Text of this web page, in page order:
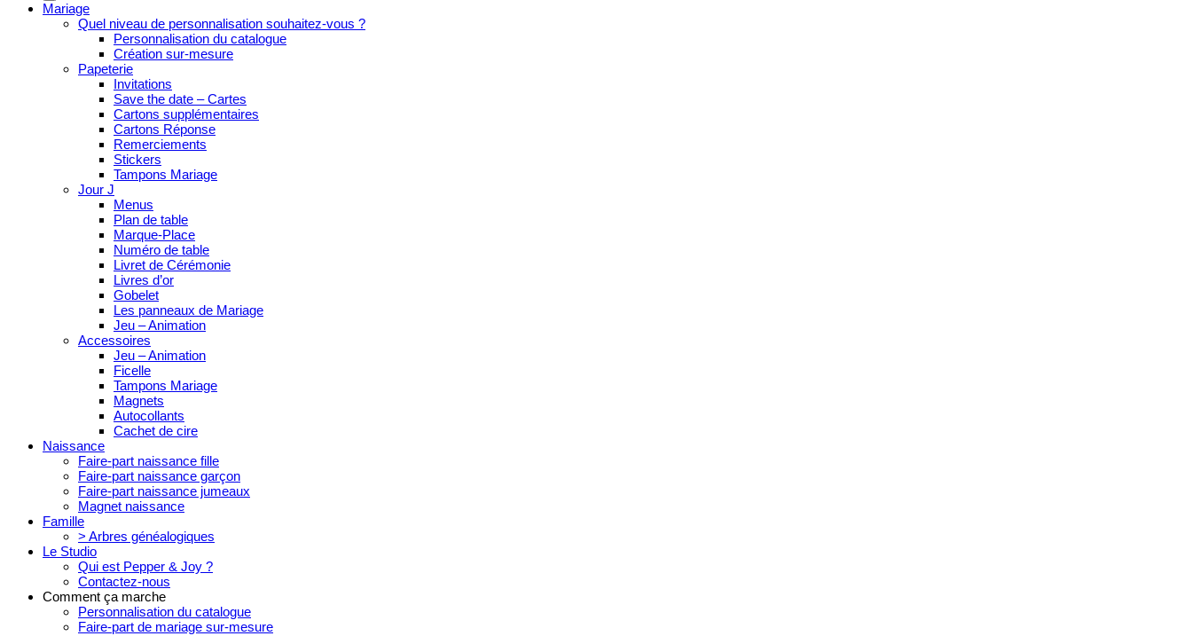
Mariage
Quel niveau de personnalisation souhaitez-vous ?
Personnalisation du catalogue
Création sur-mesure
Papeterie
Invitations
Save the date – Cartes
Cartons supplémentaires
Cartons Réponse
Remerciements
Stickers
Tampons Mariage
Jour J
Menus
Plan de table
Marque-Place
Numéro de table
Livret de Cérémonie
Livres d’or
Gobelet
Les panneaux de Mariage
Jeu – Animation
Accessoires
Jeu – Animation
Ficelle
Tampons Mariage
Magnets
Autocollants
Cachet de cire
Naissance
Faire-part naissance fille
Faire-part naissance garçon
Faire-part naissance jumeaux
Magnet naissance
Famille
> Arbres généalogiques
Le Studio
Qui est Pepper & Joy ?
Contactez-nous
Comment ça marche
Personnalisation du catalogue
Faire-part de mariage sur-mesure